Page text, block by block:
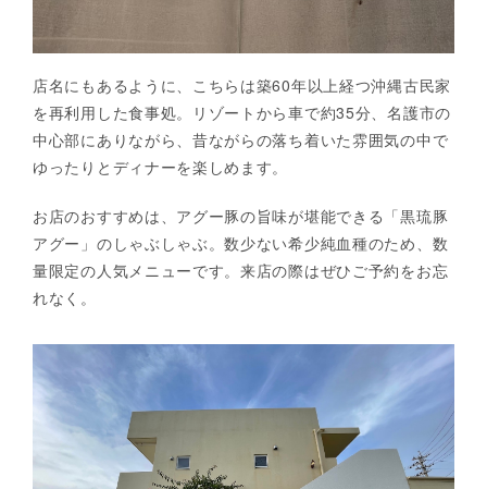
店名にもあるように、こちらは築60年以上経つ沖縄古民家
を再利用した食事処。リゾートから車で約35分、名護市の
中心部にありながら、昔ながらの落ち着いた雰囲気の中で
ゆったりとディナーを楽しめます。
お店のおすすめは、アグー豚の旨味が堪能できる「黒琉豚
アグー」のしゃぶしゃぶ。数少ない希少純血種のため、数
量限定の人気メニューです。来店の際はぜひご予約をお忘
れなく。